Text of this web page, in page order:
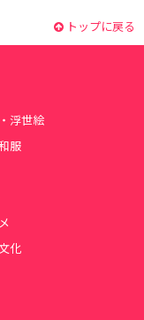
トップに戻る
浮世絵
服
化